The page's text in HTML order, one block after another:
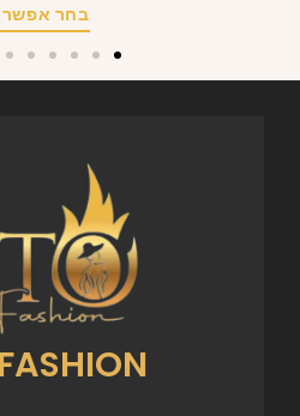
בחר